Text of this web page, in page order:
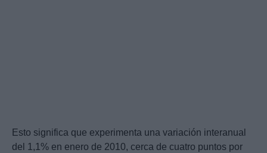
Esto significa que experimenta una variación interanual
del 1,1% en enero de 2010, cerca de cuatro puntos por